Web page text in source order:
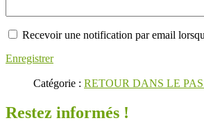
Recevoir une notification par email
Enregistrer
Catégorie : RETOUR DANS LE
Restez informés !